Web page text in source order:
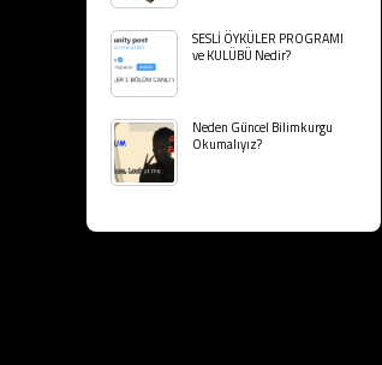
SESLİ ÖYKÜLER PROGRAMI
ve KULÜBÜ Nedir?
Neden Güncel Bilimkurgu
Okumalıyız?